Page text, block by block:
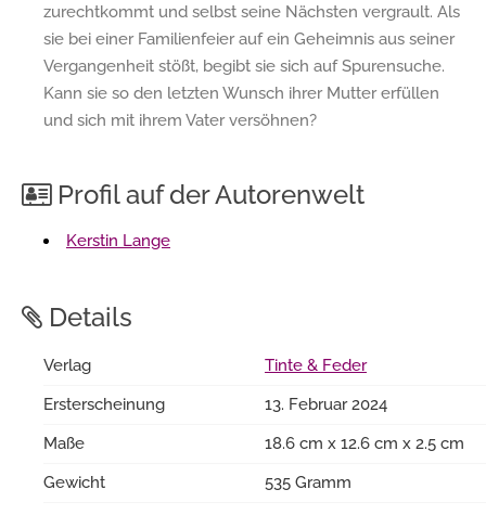
zurechtkommt und selbst seine Nächsten vergrault. Als
sie bei einer Familienfeier auf ein Geheimnis aus seiner
Vergangenheit stößt, begibt sie sich auf Spurensuche.
Kann sie so den letzten Wunsch ihrer Mutter erfüllen
und sich mit ihrem Vater versöhnen?
Profil auf der Autorenwelt
Kerstin Lange
Details
Verlag
Tinte & Feder
Ersterscheinung
13. Februar 2024
Maße
18.6 cm x 12.6 cm x 2.5 cm
Gewicht
535 Gramm